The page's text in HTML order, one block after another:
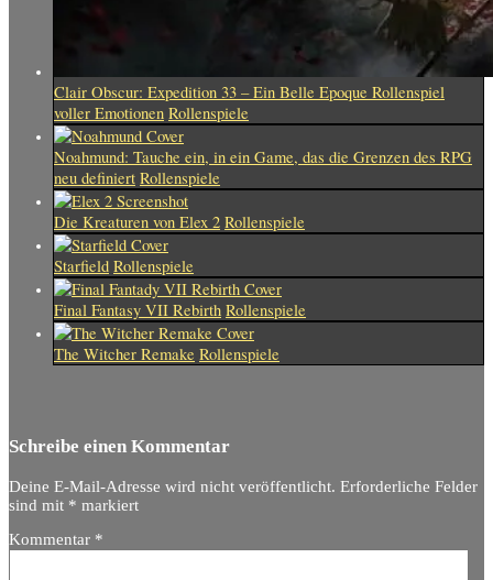
Clair Obscur: Expedition 33 – Ein Belle Epoque Rollenspiel
voller Emotionen Rollenspiele
Noahmund: Tauche ein, in ein Game, das die Grenzen des RPG
neu definiert Rollenspiele
Die Kreaturen von Elex 2 Rollenspiele
Starfield Rollenspiele
Final Fantasy VII Rebirth Rollenspiele
The Witcher Remake Rollenspiele
Schreibe einen Kommentar
Deine E-Mail-Adresse wird nicht veröffentlicht. Erforderliche Felder
sind mit * markiert
Kommentar *